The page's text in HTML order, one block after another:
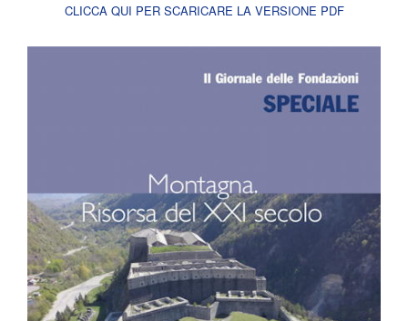
CLICCA QUI PER SCARICARE LA VERSIONE PDF